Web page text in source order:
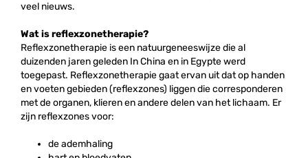
veel nieuws.
Wat is reflexzonetherapie?
Reflexzonetherapie is een natuurgeneeswijze die al
duizenden jaren geleden In China en in Egypte werd
toegepast. Reflexzonetherapie gaat ervan uit dat op handen
en voeten gebieden (reflexzones) liggen die corresponderen
met de organen, klieren en andere delen van het lichaam. Er
zijn reflexzones voor:
de ademhaling